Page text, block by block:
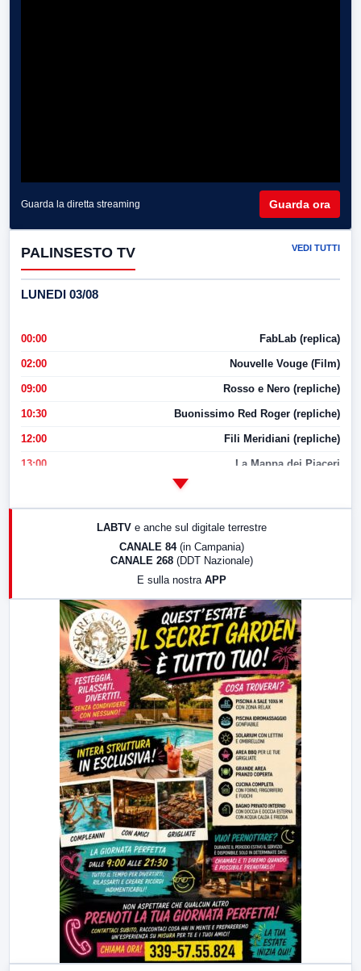
Guarda la diretta streaming Guarda ora
PALINSESTO TV VEDI TUTTI
LUNEDI 03/08
00:00 FabLab (replica)
02:00 Nouvelle Vouge (Film)
09:00 Rosso e Nero (repliche)
10:30 Buonissimo Red Roger (repliche)
12:00 Fili Meridiani (repliche)
13:00 La Mappa dei Piaceri
LabNews (replica)
LABTV e anche sul digitale terrestre
CANALE 84 (in Campania)
CANALE 268 (DDT Nazionale)
E sulla nostra APP